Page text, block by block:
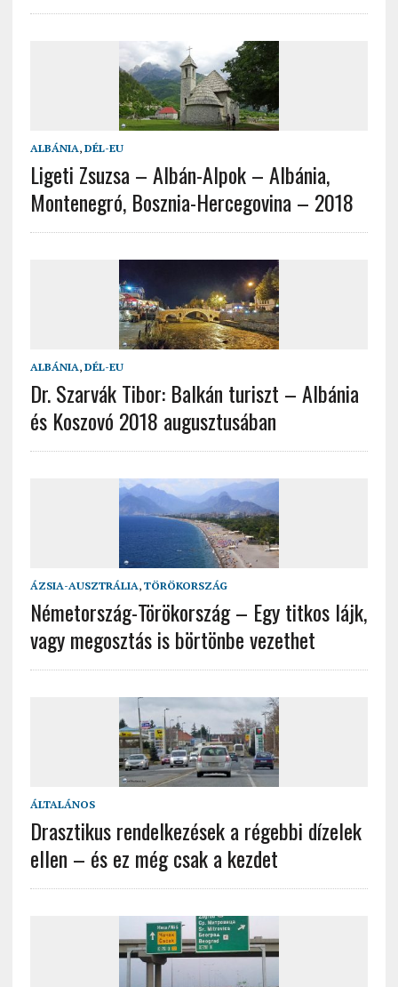
ALBÁNIA, DÉL-EU
Ligeti Zsuzsa – Albán-Alpok – Albánia,
Montenegró, Bosznia-Hercegovina – 2018
ALBÁNIA, DÉL-EU
Dr. Szarvák Tibor: Balkán turiszt – Albánia
és Koszovó 2018 augusztusában
ÁZSIA-AUSZTRÁLIA, TÖRÖKORSZÁG
Németország-Törökország – Egy titkos lájk,
vagy megosztás is börtönbe vezethet
ÁLTALÁNOS
Drasztikus rendelkezések a régebbi dízelek
ellen – és ez még csak a kezdet